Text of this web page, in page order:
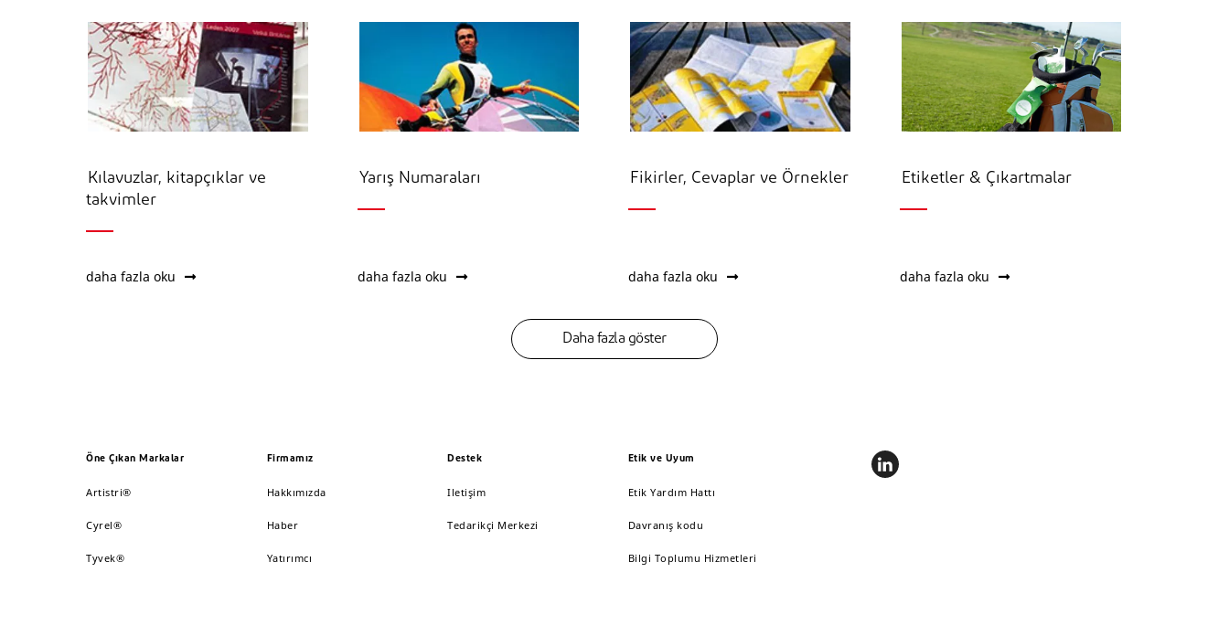
Kılavuzlar, kitapçıklar ve
takvimler
daha fazla oku
Yarış Numaraları
daha fazla oku
Fikirler, Cevaplar ve Örnekler
daha fazla oku
Etiketler & Çıkartmalar
daha fazla oku
Daha fazla göster
Öne Çıkan Markalar
Artistri®
Cyrel®
Tyvek®
Firmamız
Hakkımızda
Haber
Yatırımcı
Destek
Iletişim
Tedarikçi Merkezi
Etik ve Uyum
Etik Yardım Hattı
Davranış kodu
Bilgi Toplumu Hizmetleri